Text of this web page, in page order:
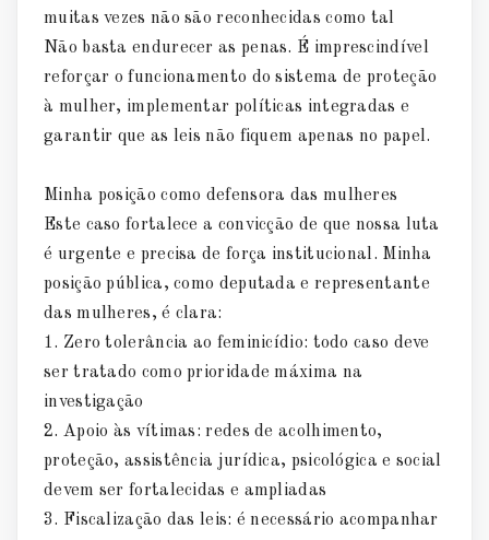
muitas vezes não são reconhecidas como tal
Não basta endurecer as penas. É imprescindível
reforçar o funcionamento do sistema de proteção
à mulher, implementar políticas integradas e
garantir que as leis não fiquem apenas no papel.
Minha posição como defensora das mulheres
Este caso fortalece a convicção de que nossa luta
é urgente e precisa de força institucional. Minha
posição pública, como deputada e representante
das mulheres, é clara:
Zero tolerância ao feminicídio: todo caso deve
ser tratado como prioridade máxima na
investigação
Apoio às vítimas: redes de acolhimento,
proteção, assistência jurídica, psicológica e social
devem ser fortalecidas e ampliadas
Fiscalização das leis: é necessário acompanhar